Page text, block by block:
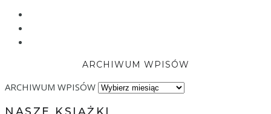
ARCHIWUM WPISÓW
ARCHIWUM WPISÓW